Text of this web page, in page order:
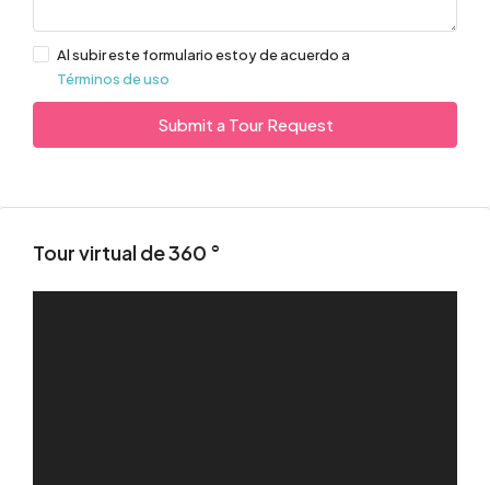
Al subir este formulario estoy de acuerdo a
Términos de uso
Submit a Tour Request
Tour virtual de 360 ​​°